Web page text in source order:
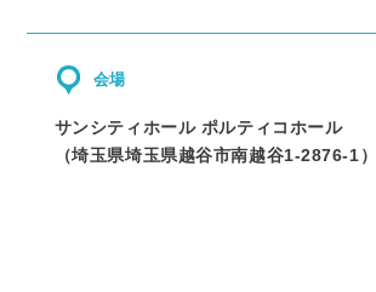
会場
サンシティホール ポルティコホール
（埼玉県埼玉県越谷市南越谷1-2876-1）